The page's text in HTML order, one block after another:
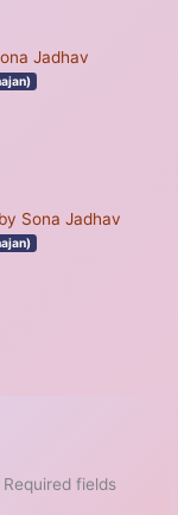
Jadhav
Sona Jadhav
Required fields